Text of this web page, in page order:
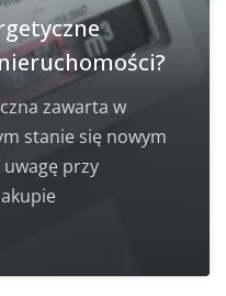
zawarta w
stanie się nowym
przy